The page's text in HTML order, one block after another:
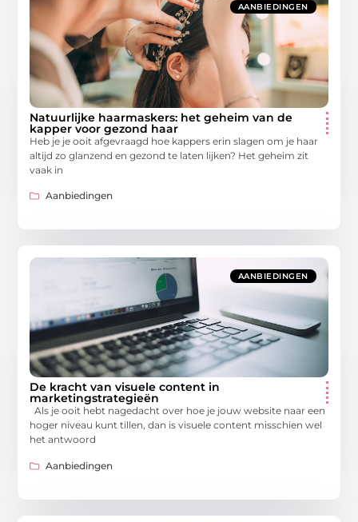
AANBIEDINGEN
Natuurlijke haarmaskers: het geheim van de
kapper voor gezond haar
Heb je je ooit afgevraagd hoe kappers erin slagen om je haar
altijd zo glanzend en gezond te laten lijken? Het geheim zit
vaak in
Aanbiedingen
AANBIEDINGEN
De kracht van visuele content in
marketingstrategieën
Als je ooit hebt nagedacht over hoe je jouw website naar een
hoger niveau kunt tillen, dan is visuele content misschien wel
het antwoord
Aanbiedingen